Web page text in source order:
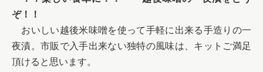
ぞ！！
おいしい越後米味噌を使って手軽に出来る手造りの一
夜漬。市販で入手出来ない独特の風味は、キットご満足
頂けると思います。